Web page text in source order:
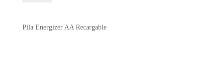
cantidad
Pila Energizer AA Recargable